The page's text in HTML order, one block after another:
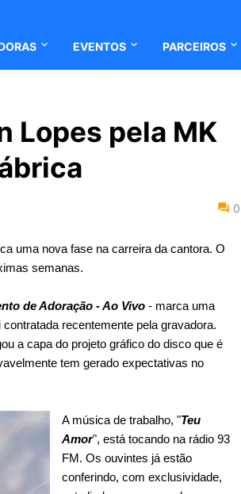
EVENTOS PARCEIROS
Lopes pela MK
0
uma nova fase na carreira da cantora. O
semanas.
de Adoração - Ao Vivo - marca uma
recentemente pela gravadora.
a capa do projeto gráfico do disco que é
tem gerado expectativas no
A música de trabalho, "Teu
Amor", está tocando na rádio 93
FM. Os ouvintes já estão
conferindo, com exclusividade,